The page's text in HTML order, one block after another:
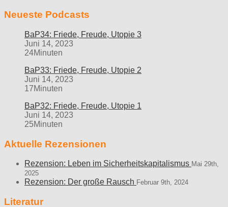
Neueste Podcasts
BaP34: Friede, Freude, Utopie 3
Juni 14, 2023
24Minuten
BaP33: Friede, Freude, Utopie 2
Juni 14, 2023
17Minuten
BaP32: Friede, Freude, Utopie 1
Juni 14, 2023
25Minuten
Aktuelle Rezensionen
Rezension: Leben im Sicherheitskapitalismus Mai 29th,
2025
Rezension: Der große Rausch Februar 9th, 2024
Literatur